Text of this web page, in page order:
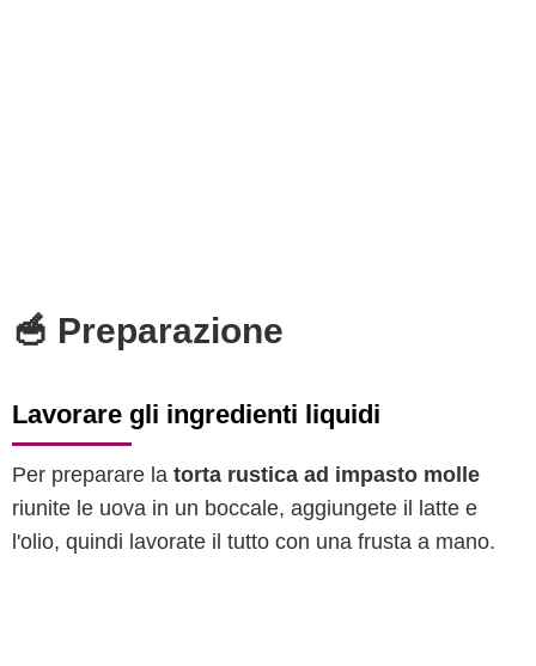
🥣 Preparazione
Lavorare gli ingredienti liquidi
Per preparare la torta rustica ad impasto molle
riunite le uova in un boccale, aggiungete il latte e
l'olio, quindi lavorate il tutto con una frusta a mano.